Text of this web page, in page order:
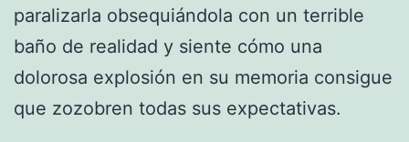
paralizarla obsequiándola con un terrible
baño de realidad y siente cómo una
dolorosa explosión en su memoria consigue
que zozobren todas sus expectativas.